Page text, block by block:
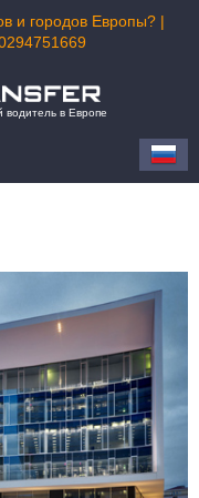
и городов Европы? |
в Европе